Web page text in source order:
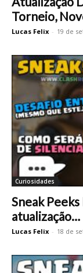
Torneio,
Lucas Felix - 19 de
Curiosidades
Sneak
atualização…
Lucas Felix - 18 de